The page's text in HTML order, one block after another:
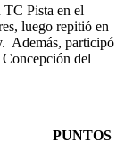
Pista en el
luego repitió en
Además, participó
del